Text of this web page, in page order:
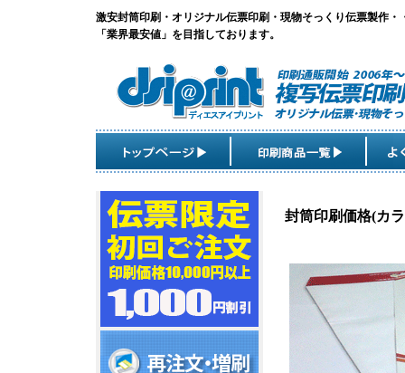
激安封筒印刷・オリジナル伝票印刷・現物そっくり伝票製作
「業界最安値」を目指しております。
封筒印刷価格(カ